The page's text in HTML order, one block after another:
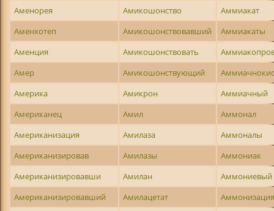
Аменорея
Амикошонство
Аммиакат
Аменхотеп
Амикошонствовавший
Аммиакаты
Аменция
Амикошонствовать
Амер
Амикошонствующий
Америка
Амикрон
Аммиачный
Американец
Амил
Аммонал
Американизация
Амилаза
Аммоналы
Американизировав
Амилазы
Аммониак
Американизировавши
Амилан
Аммониевый
Американизировавший
Амилацетат